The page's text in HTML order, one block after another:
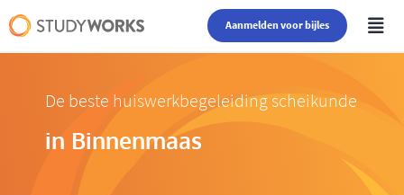
Aanmelden voor bijles
De beste huiswerkbegeleiding scheikunde
in Binnenmaas